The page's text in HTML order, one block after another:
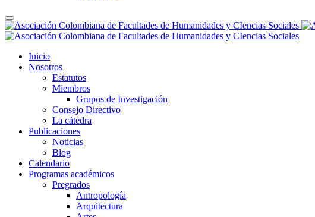
Inicio
Nosotros
Estatutos
Miembros
Grupos de Investigación
Consejo Directivo
La cátedra
Publicaciones
Noticias
Blog
Calendario
Programas académicos
Pregrados
Antropología
Arquitectura